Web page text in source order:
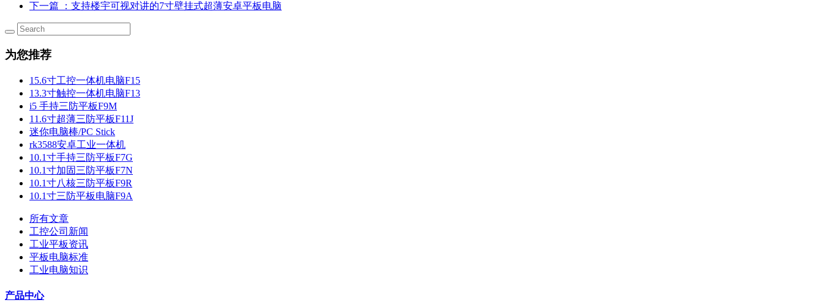
下一篇
：支持楼宇可视对讲的7寸壁挂式超薄安卓平板电脑
为您推荐
15.6寸工控一体机电脑F15
13.3寸触控一体机电脑F13
i5 手持三防平板F9M
11.6寸超薄三防平板F11J
迷你电脑棒/PC Stick
rk3588安卓工业一体机
10.1寸手持三防平板F7G
10.1寸加固三防平板F7N
10.1寸八核三防平板F9R
10.1寸三防平板电脑F9A
所有文章
工控公司新闻
工业平板资讯
平板电脑标准
工业电脑知识
产品中心